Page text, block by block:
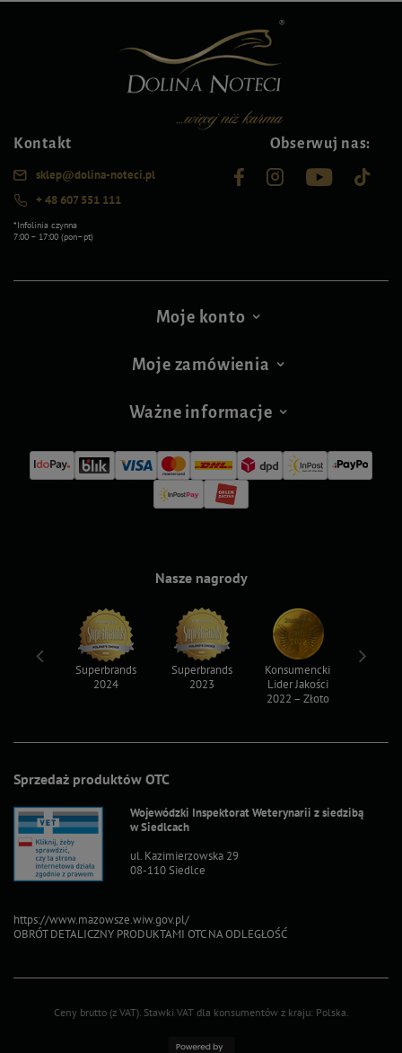
Kontakt
sklep@dolina-noteci.pl
+ 48 607 551 111
*Infolinia czynna
7:00 – 17:00 (pon–pt)
Obserwuj nas:
Moje konto
Moje zamówienia
Ważne informacje
Sprzedaż produktów OTC
Wojewódzki Inspektorat Weterynarii z siedzibą
w Siedlcach
ul. Kazimierzowska 29
08-110 Siedlce
https://www.mazowsze.wiw.gov.pl/
OBRÓT DETALICZNY PRODUKTAMI OTC NA ODLEGŁOŚĆ
Nasze nagrody
Superbrands
2024
Superbrands
2023
Konsumencki
Lider Jakości
2022 – Złoto
Ceny brutto (z VAT). Stawki VAT dla konsumentów z kraju: Polska.